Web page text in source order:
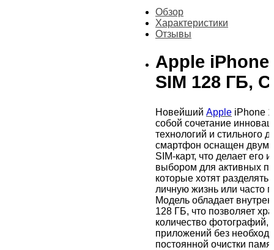
Обзор
Характеристики
Отзывы
Apple iPhone
SIM 128 ГБ,
Новейший Apple iPhone
собой сочетание
технологий и стильного
смартфон оснащен
SIM-карт, что делает его
выбором для активных
которые хотят разделять
личную жизнь или часто
Модель обладает
128 ГБ, что позволяет
количество фотографий,
приложений без
постоянной очистки